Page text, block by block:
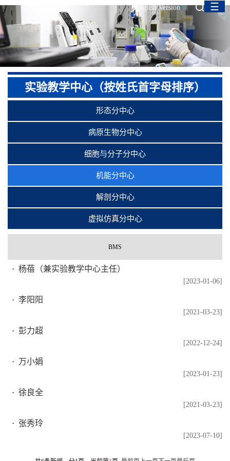
English Version ☰
实验教学中心（按姓氏首字母排序）
形态分中心
病原生物分中心
细胞与分子分中心
机能分中心
解剖分中心
虚拟仿真分中心
BMS
杨蓓（兼实验教学中心主任）
[2023-01-06]
李阳阳
[2021-03-23]
彭力超
[2022-12-24]
万小娟
[2023-01-23]
徐良全
[2021-03-23]
张秀玲
[2023-07-10]